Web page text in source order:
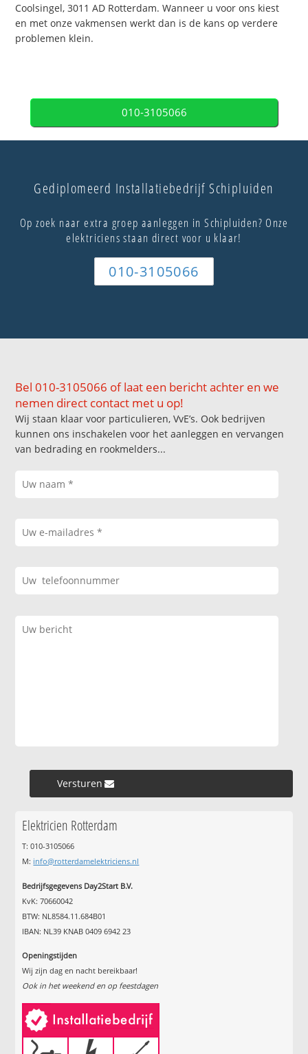
Coolsingel, 3011 AD Rotterdam. Wanneer u voor ons kiest
en met onze vakmensen werkt dan is de kans op verdere
problemen klein.
010-3105066
Gediplomeerd Installatiebedrijf Schipluiden
Op zoek naar extra groep aanleggen in Schipluiden? Onze
elektriciens staan direct voor u klaar!
010-3105066
Bel 010-3105066 of laat een bericht achter en we
nemen direct contact met u op!
Wij staan klaar voor particulieren, VvE’s. Ook bedrijven
kunnen ons inschakelen voor het aanleggen en vervangen
van bedrading en rookmelders...
Versturen »
Elektricien Rotterdam
T: 010-3105066
M: info@rotterdamelektriciens.nl
Bedrijfsgegevens Day2Start B.V.
KvK: 70660042
BTW: NL8584.11.684B01
IBAN: NL39 KNAB 0409 6942 23
Openingstijden
Wij zijn dag en nacht bereikbaar!
Ook in het weekend en op feestdagen